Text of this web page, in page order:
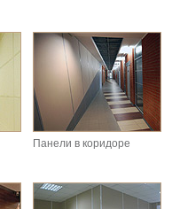
Панели в коридоре